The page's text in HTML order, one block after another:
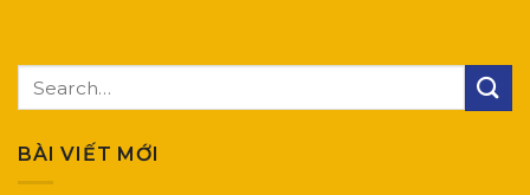
BÀI VIẾT MỚI